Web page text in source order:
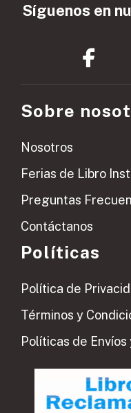
Síguenos en
Sobre
Nosotros
Ferias de Libro
Preguntas
Contáctanos
Políticas
Política de
Términos y
Políticas de